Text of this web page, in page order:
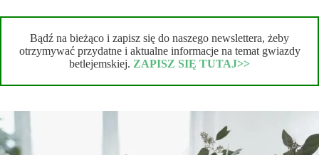
Bądź na bieżąco i zapisz się do naszego newslettera, żeby
otrzymywać przydatne i aktualne informacje na temat gwiazdy
betlejemskiej. ZAPISZ SIĘ TUTAJ>>